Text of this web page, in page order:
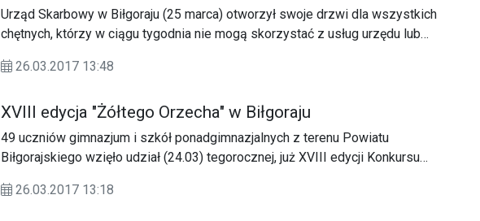
Urząd Skarbowy w Biłgoraju (25 marca) otworzył swoje drzwi dla wszystkich
chętnych, którzy w ciągu tygodnia nie mogą skorzystać z usług urzędu lub
26.03.2017 13:48
XVIII edycja "Żółtego Orzecha" w Biłgoraju
49 uczniów gimnazjum i szkół ponadgimnazjalnych z terenu Powiatu
Biłgorajskiego wzięło udział (24.03) tegorocznej, już XVIII edycji Konkursu
26.03.2017 13:18